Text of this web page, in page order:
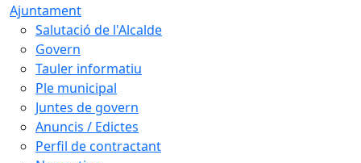
Ajuntament
Salutació de l'Alcalde
Govern
Tauler informatiu
Ple municipal
Juntes de govern
Anuncis / Edictes
Perfil de contractant